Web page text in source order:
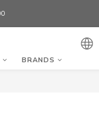
BRANDS